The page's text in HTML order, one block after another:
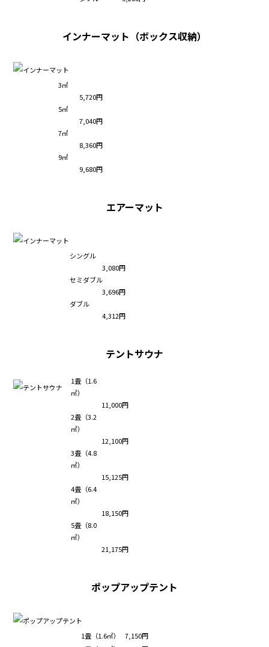
インナーマット（ボックス収納）
3㎡
5,720円
5㎡
7,040円
7㎡
8,360円
9㎡
9,680円
エアーマット
シングル
3,080円
セミダブル
3,696円
ダブル
4,312円
テントサウナ
1畳（1.6
㎡）
11,000円
2畳（3.2
㎡）
12,100円
3畳（4.8
㎡）
15,125円
4畳（6.4
㎡）
18,150円
5畳（8.0
㎡）
21,175円
ポップアップテント
1畳（1.6㎡）
7,150円